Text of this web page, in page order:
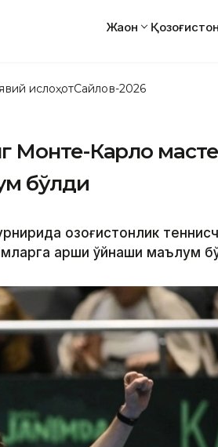
Жаҳон Қозоғистон
ислоҳотСайлов-2026
Монте-Карло
бўлди
қозоғистонлик
қарши ўйнаши маълум